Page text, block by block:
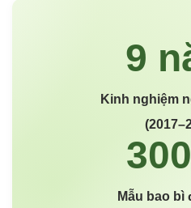
Kinh nghiệm
Mẫu bao bì